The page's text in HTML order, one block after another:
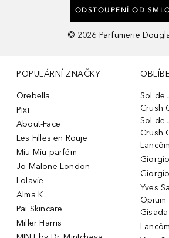
ODSTOUPENÍ OD
© 2026 Parfumerie
POPULÁRNÍ ZNAČKY
Orebella
Pixi
About-Face
Les Filles en Rouje
Miu Miu parfém
Jo Malone London
Lolavie
Alma K
Pai Skincare
Miller Harris
Sol de
Crush
Sol de
Crush
Yves
Opium